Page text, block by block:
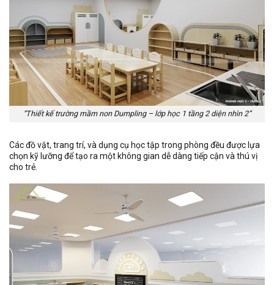
“Thiết kế trường mầm non Dumpling – lớp học 1 tầng 2 diện nhìn 2”
Các đồ vật, trang trí, và dụng cụ học tập trong phòng đều được lựa
chọn kỹ lưỡng để tạo ra một không gian dễ dàng tiếp cận và thú vị
cho trẻ.